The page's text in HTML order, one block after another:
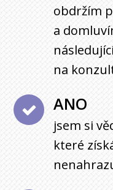
obdržím
a
na
ANO
jsem si
které